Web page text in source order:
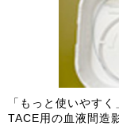
「もっと使いやす
TACE用の血液間造